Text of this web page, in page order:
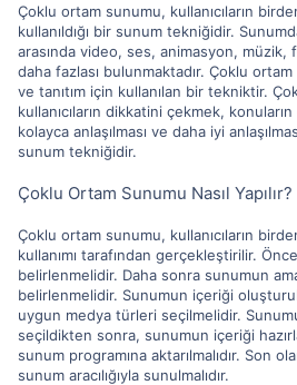
Çoklu ortam sunumu, kullanıcıların
kullanıldığı bir sunum tekniğidir.
arasında video, ses, animasyon,
daha fazlası bulunmaktadır. Çoklu
ve tanıtım için kullanılan bir tekniktir.
kullanıcıların dikkatini çekmek,
kolayca anlaşılması ve daha iyi
sunum tekniğidir.
Çoklu Ortam Sunumu Nasıl Yapılır?
Çoklu ortam sunumu, kullanıcıların
kullanımı tarafından gerçekleştirilir.
belirlenmelidir. Daha sonra sunumun
belirlenmelidir. Sunumun içeriği
uygun medya türleri seçilmelidir.
seçildikten sonra, sunumun içeriği
sunum programına aktarılmalıdır. Son
sunum aracılığıyla sunulmalıdır.